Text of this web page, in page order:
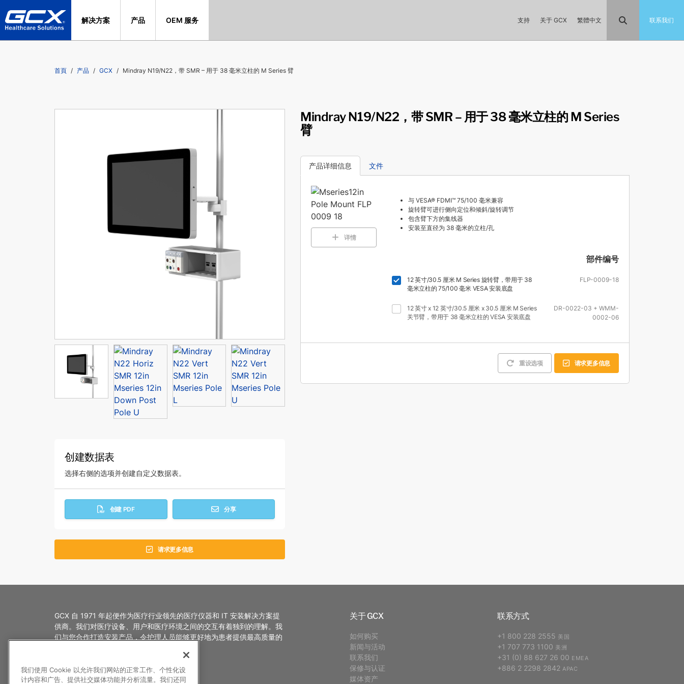
解决方案 产品 OEM 服务 支持 关于 GCX 繁體中文 联系我们
首頁 产品 GCX Mindray N19/N22，带 SMR – 用于 38 毫米立柱的 M Series 臂
创建数据表
选择右侧的选项并创建自定义数据表。
创建 PDF 分享
请求更多信息
Mindray N19/N22，带 SMR – 用于 38 毫米立柱的 M Series
臂
产品详细信息 文件
详情
与 VESA® FDMI™ 75/100 毫米兼容
旋转臂可进行侧向定位和倾斜/旋转调节
包含臂下方的集线器
安装至直径为 38 毫米的立柱/孔
部件编号
12 英寸/30.5 厘米 M Series 旋转臂，带用于 38
毫米立柱的 75/100 毫米 VESA 安装底盘
FLP-0009-18
12 英寸 x 12 英寸/30.5 厘米 x 30.5 厘米 M Series
关节臂，带用于 38 毫米立柱的 VESA 安装底盘
DR-0022-03 + WMM-
0002-06
重设选项 请求更多信息
GCX 自 1971 年起便作为医疗行业领先的医疗仪器和 IT 安装解决方案提
供商。我们对医疗设备、用户和医疗环境之间的交互有着独到的理解。我
们与您合作打造安装产品，令护理人员能够更好地为患者提供最高质量的
关于 GCX
如何购买
新闻与活动
联系我们
保修与认证
媒体资产
联系方式
+1 800 228 2555 美国
+1 707 773 1100 美洲
+31 (0) 88 627 26 00 EMEA
+886 2 2298 2842 APAC
我们使用 Cookie 以允许我们网站的正常工作、个性化设
计内容和广告、提供社交媒体功能并分析流量。我们还同